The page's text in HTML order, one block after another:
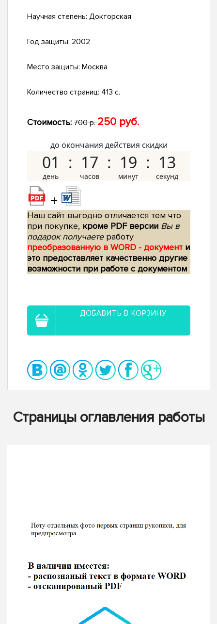
Научная степень: Докторская
Год защиты: 2002
Место защиты: Москва
Количество страниц: 413 с.
Стоимость: 700 р.250 руб.
до окончания действия скидки
01 17 19 12
+
Наш сайт выгодно отличается тем что
при покупке, кроме PDF версии Вы в
подарок получаетеработу
преобразованную в WORD - документ и
это предоставляет качественно другие
возможности при работе с документом
ДОБАВИТЬ В КОРЗИНУ
Страницы оглавления работы